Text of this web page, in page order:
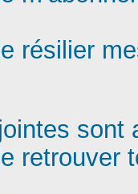
résilier
sont
retrouver